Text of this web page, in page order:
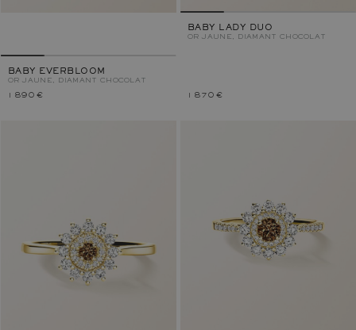
BABY EVERBLOOM
OR JAUNE, DIAMANT CHOCOLAT
1 890 €
BABY LADY DUO
OR JAUNE, DIAMANT CHOCOLAT
1 870 €